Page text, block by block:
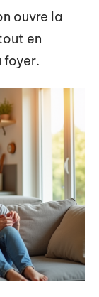
ouvre la
en
foyer.